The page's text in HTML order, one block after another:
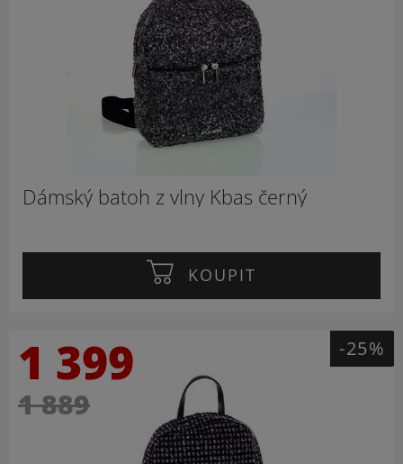
Dámský batoh z vlny Kbas černý
KOUPIT
1 399
1 889
-25%